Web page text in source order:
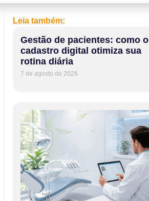
Leia também:
Gestão de pacientes: como o
cadastro digital otimiza sua
rotina diária
7 de agosto de 2026